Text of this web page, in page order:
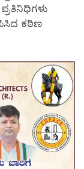
ಕಠಿಣ